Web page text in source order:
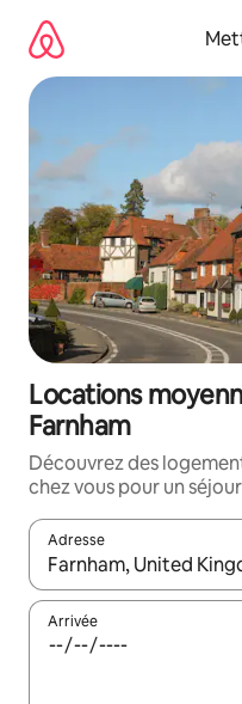
directement
contenu
Locations
Farnham
Découvrez des
chez vous pour un
Adresse
Lorsque les résultats
Arrivée